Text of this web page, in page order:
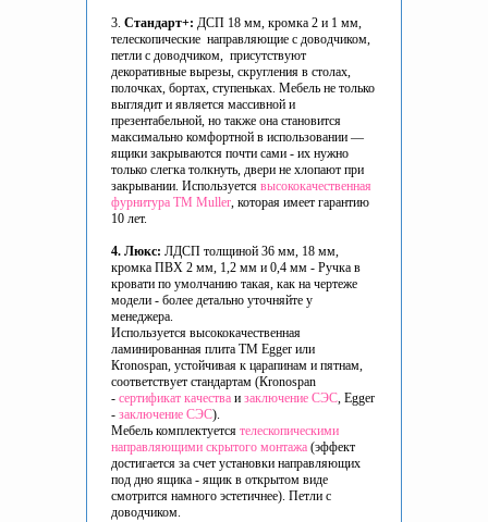
3. Стандарт+: ДСП 18 мм, кромка 2 и 1 мм,
телескопические направляющие с доводчиком,
петли с доводчиком, присутствуют
декоративные вырезы, скругления в столах,
полочках, бортах, ступеньках. Мебель не только
выглядит и является массивной и
презентабельной, но также она становится
максимально комфортной в использовании —
ящики закрываются почти сами - их нужно
только слегка толкнуть, двери не хлопают при
закрывании. Используется высококачественная
фурнитура ТМ Muller, которая имеет гарантию
10 лет.
4. Люкс: ЛДСП толщиной 36 мм, 18 мм,
кромка ПВХ 2 мм, 1,2 мм и 0,4 мм - Ручка в
кровати по умолчанию такая, как на чертеже
модели - более детально уточняйте у
менеджера.
Используется высококачественная
ламинированная плита ТМ Egger или
Кronospan, устойчивая к царапинам и пятнам,
соответствует стандартам (Кronospan
- сертификат качества и заключение СЭС, Egger
- заключение СЭС).
Мебель комплектуется телескопическими
направляющими скрытого монтажа (эффект
достигается за счет установки направляющих
под дно ящика - ящик в открытом виде
смотрится намного эстетичнее). Петли с
доводчиком.